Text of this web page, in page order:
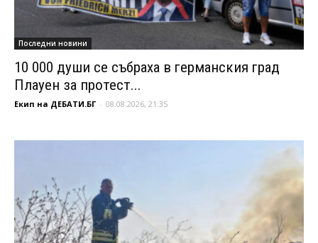
Последни новини
10 000 души се събраха в германския град
Плауен за протест...
Екип на ДЕБАТИ.БГ - 08.08.2026, 21:35